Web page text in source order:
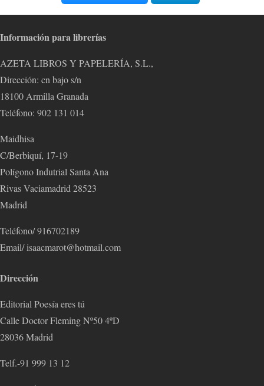
Información para librerías
AZETA LIBROS Y PAPELERÍA, S.L.,
Dirección: cn bajo s/n
18100 Armilla Granada
Teléfono: 902 131 014
Maidhisa
C/Berbiquí, 17-19
Polígono Indutrial Santa Ana
Rivas Vaciamadrid 28523
Madrid
Teléfono/ 916702189
Email/ isaacmarot@hotmail.com
Dirección
Editorial Poesía eres tú
Calle Doctor Fleming Nº50 4ºD
28036 Madrid
Telf.-91 999 13 12